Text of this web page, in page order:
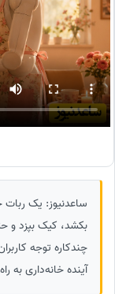
ساعدنیوز: یک
بکشد، کیک بپزد و
چندکاره توجه
آینده خانه‌داری به